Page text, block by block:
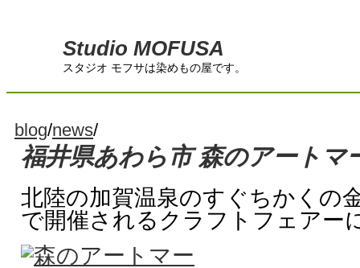
Studio MOFUSA
スタジオ モフサは染めもの屋です。
blog/news/
福井県あわら市 森のアートマ
北陸の加賀温泉のすぐちかくの
で開催されるクラフトフェアー